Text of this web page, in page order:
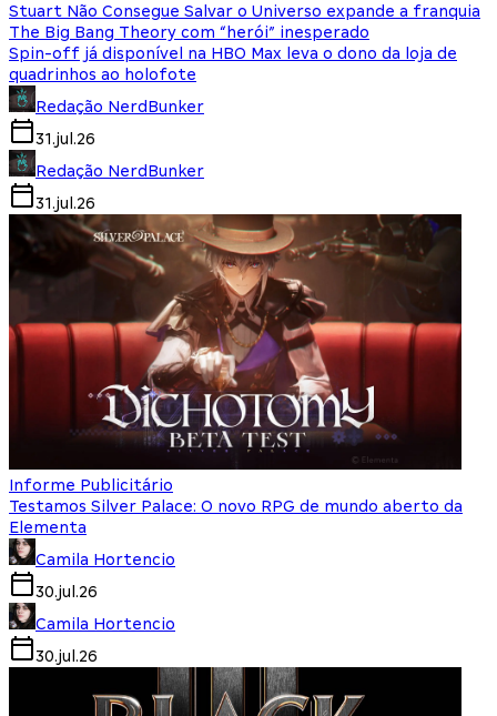
Stuart Não Consegue Salvar o Universo expande a franquia
The Big Bang Theory com “herói” inesperado
Spin-off já disponível na HBO Max leva o dono da loja de
quadrinhos ao holofote
Redação NerdBunker
31.jul.26
Redação NerdBunker
31.jul.26
Informe Publicitário
Testamos Silver Palace: O novo RPG de mundo aberto da
Elementa
Camila Hortencio
30.jul.26
Camila Hortencio
30.jul.26